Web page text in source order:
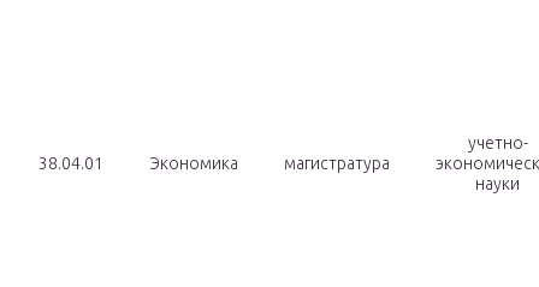
38.04.01 Экономика магистратура
учетно-
науки